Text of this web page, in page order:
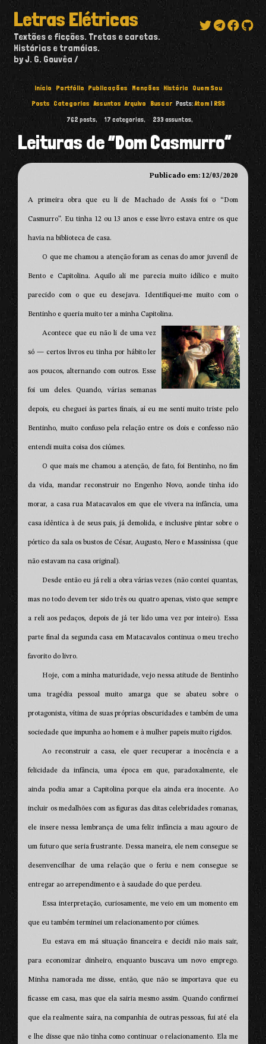
Letras Elétricas
Textões e ficções. Tretas e caretas.
Histórias e tramóias.
by J. G. Gouvêa
Início Portfólio Publicações Menções História
Quem Sou
Posts Categorias Assuntos Arquivo Buscar Posts:Atom | RSS
762 posts, 17 categorias, 233assuntos,
Leituras de “Dom Casmurro”
Publicado em: 12/03/2020
A primeira obra que eu li de Machado de Assis foi o “Dom
Casmurro”. Eu tinha 12 ou 13 anos e esse livro estava entre os que
havia na biblioteca de casa.
O que me chamou a atenção foram as cenas do amor juvenil de
Bento e Capitolina. Aquilo ali me parecia muito idílico e muito
parecido com o que eu desejava. Identifiquei-me muito com o
Bentinho e queria muito ter a minha Capitolina.
Acontece que eu não li de uma vez
só — certos livros eu tinha por hábito ler
aos poucos, alternando com outros. Esse
foi um deles. Quando, várias semanas
depois, eu cheguei às partes finais, aí eu me senti muito triste pelo
Bentinho, muito confuso pela relação entre os dois e confesso não
entendi muita coisa dos ciúmes.
O que mais me chamou a atenção, de fato, foi Bentinho, no fim
da vida, mandar reconstruir no Engenho Novo, aonde tinha ido
morar, a casa rua Matacavalos em que ele vivera na infância, uma
casa idêntica à de seus pais, já demolida, e inclusive pintar sobre o
pórtico da sala os bustos de César, Augusto, Nero e Massinissa (que
não estavam na casa original).
Desde então eu já reli a obra várias vezes (não contei quantas,
mas no todo devem ter sido três ou quatro apenas, visto que sempre
a reli aos pedaços, depois de já ter lido uma vez por inteiro). Essa
parte final da segunda casa em Matacavalos continua o meu trecho
favorito do livro.
Hoje, com a minha maturidade, vejo nessa atitude de Bentinho
uma tragédia pessoal muito amarga que se abateu sobre o
protagonista, vítima de suas próprias obscuridades e também de uma
sociedade que impunha ao homem e à mulher papeis muito rígidos.
Ao reconstruir a casa, ele quer recuperar a inocência e a
felicidade da infância, uma época em que, paradoxalmente, ele
ainda podia amar a Capitolina porque ela ainda era inocente. Ao
incluir os medalhões com as figuras das ditas celebridades romanas,
ele insere nessa lembrança de uma feliz infância a mau agouro de
um futuro que seria frustrante. Dessa maneira, ele nem consegue se
desenvencilhar de uma relação que o feriu e nem consegue se
entregar ao arrependimento e à saudade do que perdeu.
Essa interpretação, curiosamente, me veio em um momento em
que eu também terminei um relacionamento por ciúmes.
Eu estava em má situação financeira e decidi não mais sair,
para economizar dinheiro, enquanto buscava um novo emprego.
Minha namorada me disse, então, que não se importava que eu
ficasse em casa, mas que ela sairia mesmo assim. Quando confirmei
que ela realmente saíra, na companhia de outras pessoas, fui até ela
e lhe disse que não tinha como continuar o relacionamento. Ela me